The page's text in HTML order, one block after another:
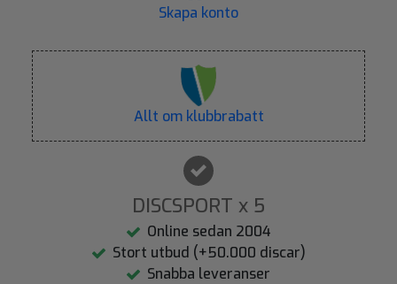
Skapa konto
Allt om klubbrabatt
DISCSPORT x 5
Online sedan 2004
Stort utbud (+50.000 discar)
Snabba leveranser